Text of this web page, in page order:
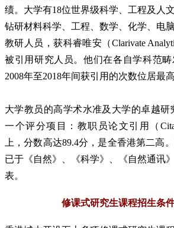
绩。大学有18位世界级科学、工程及人
钻研材料科学、工程、数学、化学、电
教研人员，获科睿唯安（Clarivate
被引用研究人员。他们在各自学科范
2008年至2018年间获引用的次数位居最高
大学教员的高学术水准及大学的卓越研
一个评分项目：教职员论文引用（
上，分数高达89.4分，是全香港第二高
已于《自然》、《科学》、《自然通讯
表。
修课式研究生课程招生条